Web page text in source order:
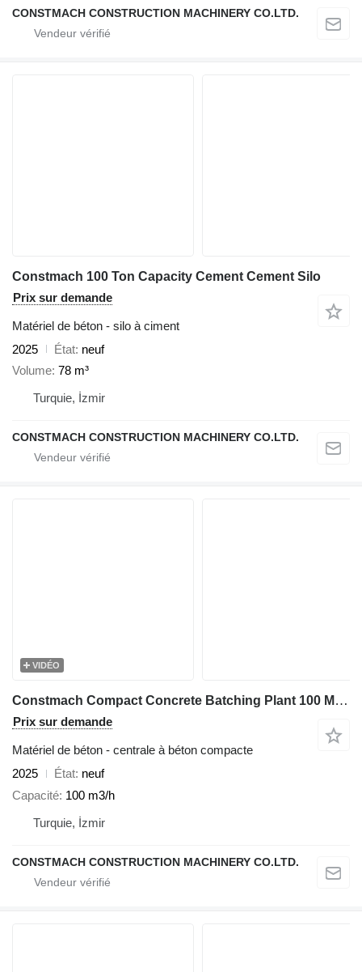
CONSTMACH CONSTRUCTION MACHINERY CO.LTD.
Constmach 100 Ton Capacity Cement Cement Silo
Prix sur demande
Matériel de béton - silo à ciment
2025
État neuf
Volume 78 m³
Turquie, İzmir
CONSTMACH CONSTRUCTION MACHINERY CO.LTD.
VIDÉO
Constmach Compact Concrete Batching Plant 100 M3/H
Prix sur demande
Matériel de béton - centrale à béton compacte
2025
État neuf
Capacité 100 m3/h
Turquie, İzmir
CONSTMACH CONSTRUCTION MACHINERY CO.LTD.